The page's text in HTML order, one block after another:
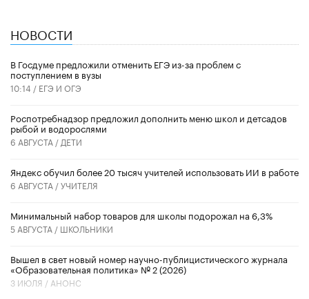
НОВОСТИ
В Госдуме предложили отменить ЕГЭ из-за проблем с
поступлением в вузы
10:14 / ЕГЭ И ОГЭ
Роспотребнадзор предложил дополнить меню школ и детсадов
рыбой и водорослями
6 АВГУСТА / ДЕТИ
​Яндекс обучил более 20 тысяч учителей использовать ИИ в работе
6 АВГУСТА /УЧИТЕЛЯ
Минимальный набор товаров для школы подорожал на 6,3%
5 АВГУСТА / ШКОЛЬНИКИ
Вышел в свет новый номер научно-публицистического журнала
«Образовательная политика» № 2 (2026)
3 ИЮЛЯ / АНОНС